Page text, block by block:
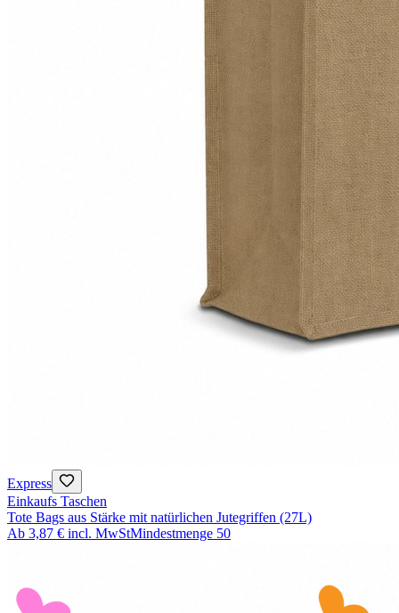
Express
Einkaufs Taschen
Tote Bags aus Stärke mit natürlichen Jutegriffen (27L)
Ab 3,87 € incl. MwStMindestmenge 50